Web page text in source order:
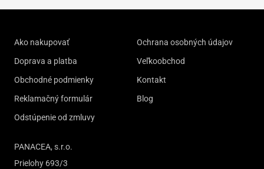
Ako nakupovať
Doprava a platba
Obchodné podmienky
Reklamačný formulár
Odstúpenie od zmluvy
Ochrana osobných údajov
Veľkoobchod
Kontakt
Blog
PANACEA, s.r.o.
Prielohy 693/3